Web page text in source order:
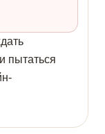
пытаться